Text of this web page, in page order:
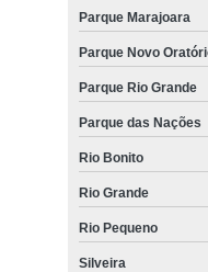
Parque Marajoara
Parque Novo
Parque Rio Grande
Parque das Nações
Rio Bonito
Rio Grande
Rio Pequeno
Silveira